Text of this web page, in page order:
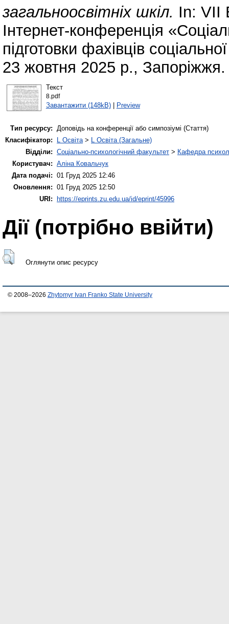
загальноосвітніх шкіл. In:
Інтернет-конференція
підготовки фахівців
23 жовтня 2025 р.,
Текст
8.pdf
Завантажити (148kB)| Preview
Тип ресурсу: Доповідь на конференції або симпозіумі (Стаття)
Класифікатор:
L Освіта> L Освіта (Загальне)
Відділи: Соціально-психологічний факультет > Кафедра
Користувач: Аліна Ковальчук
Дата подачі: 01 Груд 2025 12:46
Оновлення: 01 Груд 2025 12:50
URI:
https://eprints.zu.edu.ua/id/eprint/45996
Дії ​​(потрібно ввійти)
Оглянути опис ресурсу
© 2008–2026 Zhytomyr Ivan Franko State University